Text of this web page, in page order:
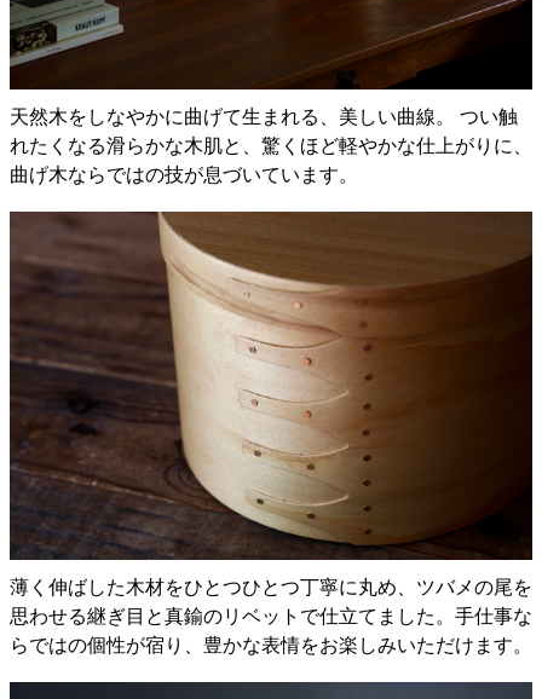
天然木をしなやかに曲げて生まれる、美しい曲線。 つい触
れたくなる滑らかな木肌と、驚くほど軽やかな仕上がりに、
曲げ木ならではの技が息づいています。
薄く伸ばした木材をひとつひとつ丁寧に丸め、ツバメの尾を
思わせる継ぎ目と真鍮のリベットで仕立てました。手仕事な
らではの個性が宿り、豊かな表情をお楽しみいただけます。